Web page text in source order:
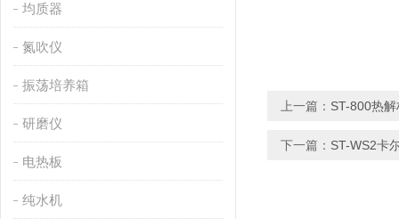
均质器
氮吹仪
振荡培养箱
研磨仪
电热板
纯水机
上一篇： ST-800热
下一篇： ST-WS2卡